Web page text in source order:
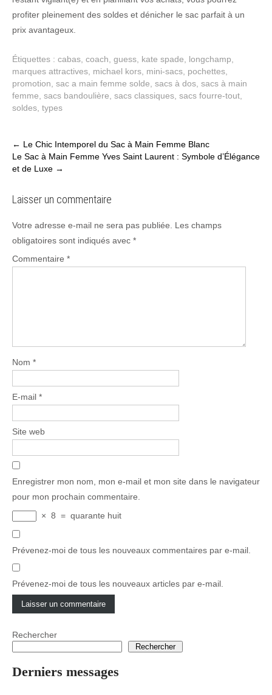
profiter pleinement des soldes et dénicher le sac parfait à un
prix avantageux.
Étiquettes : cabas coach guess kate spade longchamp
marques attractives michael kors mini-sacs pochettes
promotion sac a main femme solde sacs à dos sacs à main
femme sacs bandoulière sacs classiques sacs fourre-tout
soldes types
Post
navigation
← Le Chic Intemporel du Sac à Main Femme Blanc
Le Sac à Main Femme Yves Saint Laurent : Symbole d’Élégance
et de Luxe →
Laisser un commentaire
Votre adresse e-mail ne sera pas publiée.
Les champs
obligatoires sont indiqués avec *
Commentaire *
Nom *
E-mail *
Site web
Enregistrer mon nom, mon e-mail et mon site dans le navigateur
pour mon prochain commentaire.
× 8 = quarante huit
Prévenez-moi de tous les nouveaux commentaires par e-mail.
Prévenez-moi de tous les nouveaux articles par e-mail.
Rechercher
Rechercher
Derniers messages